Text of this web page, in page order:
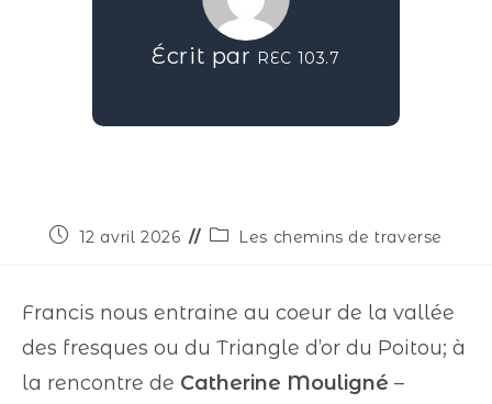
Écrit par REC 103.7
12 avril 2026 Les chemins de traverse
Francis nous entraine au coeur de la vallée
des fresques ou du Triangle d’or du Poitou; à
la rencontre de Catherine Mouligné –